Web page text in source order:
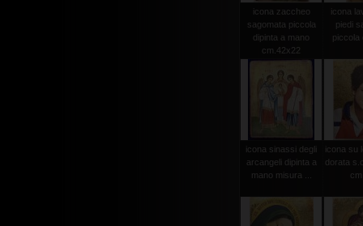
icona zaccheo
sagomata piccola
dipinta a mano
cm.42x22
icona
piedi
piccola
icona sinassi degli
arcangeli dipinta a
mano misura ...
icona su
dorata